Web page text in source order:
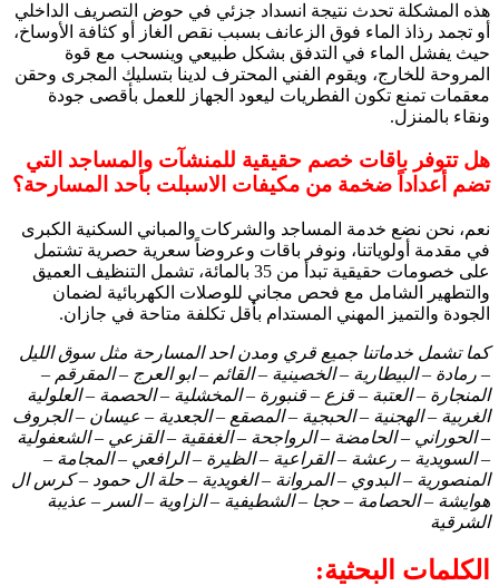
هذه المشكلة تحدث نتيجة انسداد جزئي في حوض التصريف الداخلي
أو تجمد رذاذ الماء فوق الزعانف بسبب نقص الغاز أو كثافة الأوساخ،
حيث يفشل الماء في التدفق بشكل طبيعي وينسحب مع قوة
المروحة للخارج، ويقوم الفني المحترف لدينا بتسليك المجرى وحقن
معقمات تمنع تكون الفطريات ليعود الجهاز للعمل بأقصى جودة
ونقاء بالمنزل.
هل تتوفر باقات خصم حقيقية للمنشآت والمساجد التي
تضم أعداداً ضخمة من مكيفات الاسبلت بأحد المسارحة؟
نعم، نحن نضع خدمة المساجد والشركات والمباني السكنية الكبرى
في مقدمة أولوياتنا، ونوفر باقات وعروضاً سعرية حصرية تشتمل
على خصومات حقيقية تبدأ من 35 بالمائة، تشمل التنظيف العميق
والتطهير الشامل مع فحص مجاني للوصلات الكهربائية لضمان
الجودة والتميز المهني المستدام بأقل تكلفة متاحة في جازان.
كما تشمل خدماتنا جميع قري ومدن احد المسارحة مثل سوق الليل
– رمادة – البيطارية – الخصينية – القائم – ابو العرج – المقرقم –
المنجارة – العتبة – قزع – قنبورة – المخشلية – الحصمة – العلولية
الغربية – الهجنية – الحبجية – المصقع – الجعدية – عيسان – الجروف
– الحوراني – الحامضة – الرواجحة – الغفقية – القزعي – الشعفولية
– السويدية – رعشة – القراعية – الظيرة – الرافعي – المجامة –
المنصورية – البدوي – المروانة – الغويدية – حلة ال حمود – كرس ال
هوايشة – الحصامة – حجا – الشطيفية – الزاوية – السر – عذيبة
الشرقية
الكلمات البحثية: